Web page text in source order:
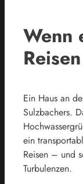
Wenn
Ein Haus an
Sulzbachers.
ein
Reisen – und
Turbulenzen.